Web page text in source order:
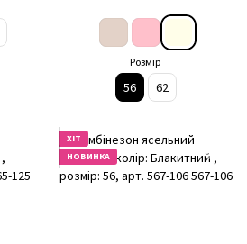
Розмір
56 62
ХІТ
НОВИНКА